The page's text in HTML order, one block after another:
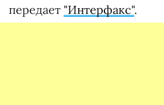
передает "Интерфакс".